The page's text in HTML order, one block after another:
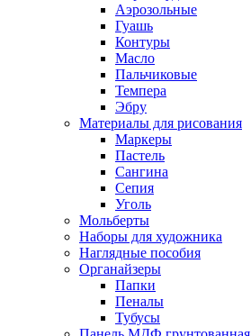
Аэрозольные
Гуашь
Контуры
Масло
Пальчиковые
Темпера
Эбру
Материалы для рисования
Маркеры
Пастель
Сангина
Сепия
Уголь
Мольберты
Наборы для художника
Наглядные пособия
Органайзеры
Папки
Пеналы
Тубусы